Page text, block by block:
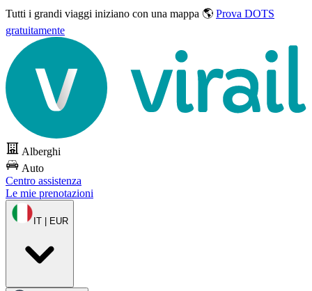
Tutti i grandi viaggi iniziano con una mappa 🌎 Prova DOTS
gratuitamente
Alberghi
Auto
Centro assistenza
Le mie prenotazioni
IT | EUR